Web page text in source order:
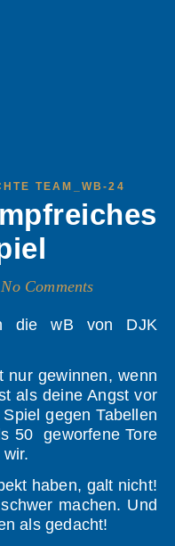
TEAM_WB-24
No Comments
nur gewinnen, wenn
als deine Angst vor
gegen Tabellen
50 geworfene Tore
haben, galt nicht!
machen. Und
als gedacht!